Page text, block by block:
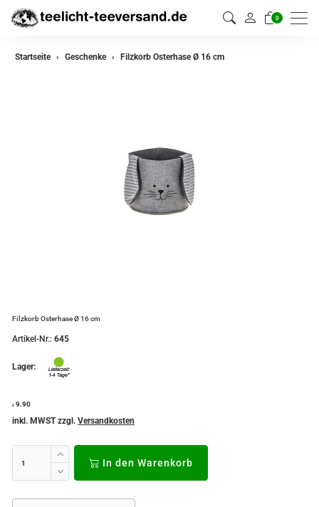
0
Startseite Geschenke Filzkorb Osterhase Ø 16 cm
Filzkorb Osterhase Ø 16 cm
Artikel-Nr.: 645
Lager:
€ 9.90
inkl. MWST zzgl. Versandkosten
In den Warenkorb